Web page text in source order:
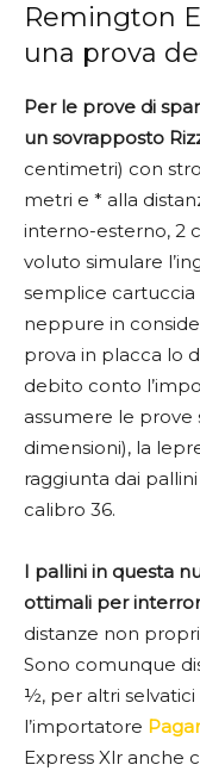
Remington
una prova
Per le prove di
un sovrapposto
centimetri) con
metri e * alla
interno-esterno, 2
voluto simulare
semplice
neppure in
prova in placca lo
debito conto
assumere le prove
dimensioni), la
raggiunta dai
calibro 36.
I pallini in questa
ottimali per
distanze non
Sono comunque
½, per altri selvatici
l’importatore
Express Xlr anche